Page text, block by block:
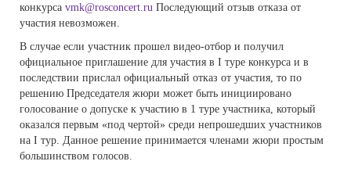
конкурса vmk@rosconcert.ru Последующий отзыв отказа от
участия невозможен.
В случае если участник прошел видео-отбор и получил
официальное приглашение для участия в I туре конкурса и в
последствии прислал официальный отказ от участия, то по
решению Председателя жюри может быть инициировано
голосование о допуске к участию в 1 туре участника, который
оказался первым «под чертой» среди непрошедших участников
на I тур. Данное решение принимается членами жюри простым
большинством голосов.